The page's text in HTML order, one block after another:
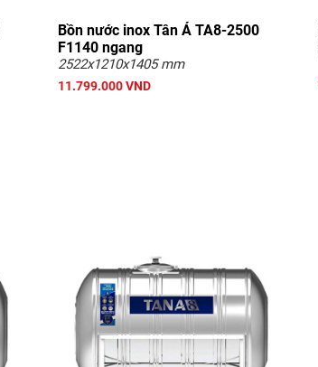
Bồn nước inox Tân Á TA8-2500
F1140 ngang
2522x1210x1405 mm
11.799.000 VND